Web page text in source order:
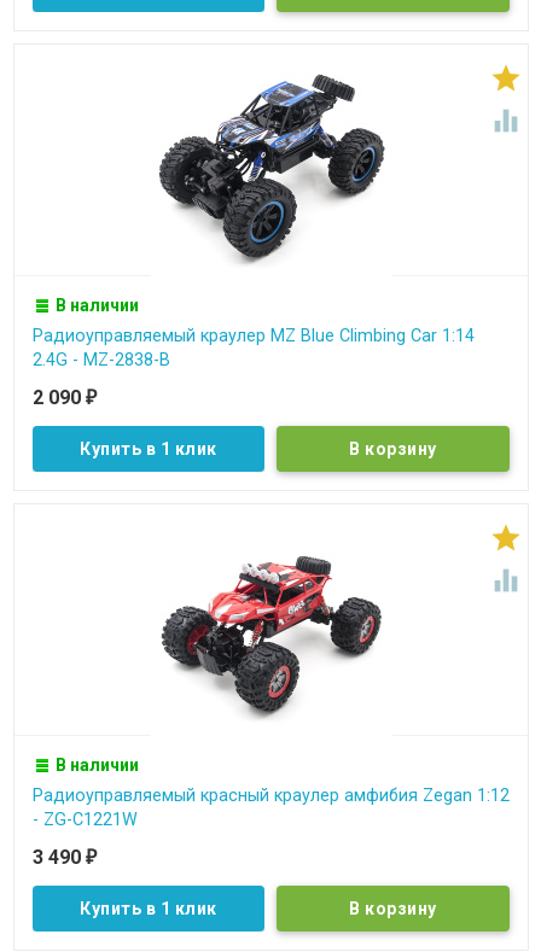


В наличии
Радиоуправляемый краулер MZ Blue Climbing Car 1:14
2.4G - MZ-2838-B
2 090 ₽
Купить в 1 клик


В наличии
Радиоуправляемый красный краулер амфибия Zegan 1:12
- ZG-C1221W
3 490 ₽
Купить в 1 клик